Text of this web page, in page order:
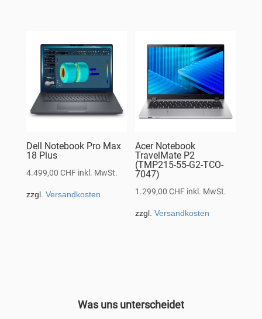
Dell Notebook Pro Max
18 Plus
4.499,00 CHF inkl. MwSt.
zzgl. Versandkosten
Acer Notebook
TravelMate P2
(TMP215-55-G2-TCO-
7047)
1.299,00CHF inkl. MwSt.
zzgl.Versandkosten
Was uns unterscheidet